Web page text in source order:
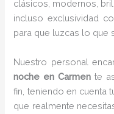
clásicos, modernos,
incluso exclusividad
para que luzcas lo que
Nuestro personal
noche en Carmente
fin, teniendo en cuenta
que realmente